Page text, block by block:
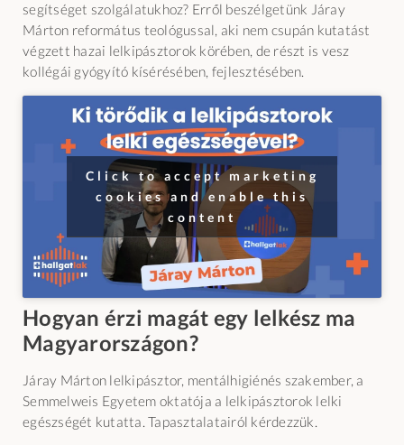
segítséget szolgálatukhoz? Erről beszélgetünk Járay
Márton református teológussal, aki nem csupán kutatást
végzett hazai lelkipásztorok körében, de részt is vesz
kollégái gyógyító kísérésében, fejlesztésében.
Click to accept marketing
cookies and enable this
content
Hogyan érzi magát egy lelkész ma
Magyarországon?
Járay Márton lelkipásztor, mentálhigiénés szakember, a
Semmelweis Egyetem oktatója a lelkipásztorok lelki
egészségét kutatta. Tapasztalatairól kérdezzük.